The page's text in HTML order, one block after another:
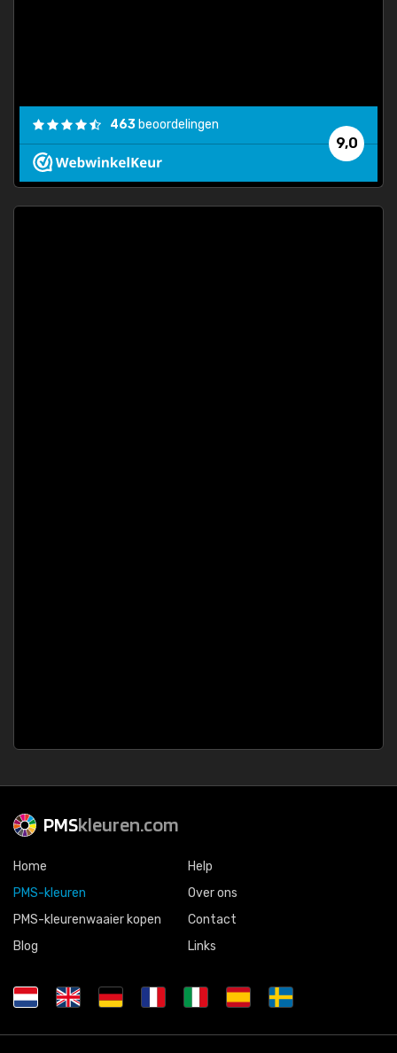
9,0
463 beoordelingen
PMSkleuren.com
Home
PMS-kleuren
PMS-kleurenwaaier kopen
Blog
Help
Over ons
Contact
Links